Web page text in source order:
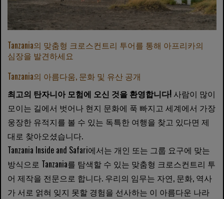
Tanzania의 맞춤형 크로스컨트리 투어를 통해 아프리카의
심장을 발견하세요
Tanzania의 아름다움, 문화 및 유산 공개
최고의 탄자니아 모험에 오신 것을 환영합니다! 사람이 많이
모이는 길에서 벗어나 현지 문화에 푹 빠지고 세계에서 가장
웅장한 유적지를 볼 수 있는 독특한 여행을 찾고 있다면 제
대로 찾아오셨습니다.
Tanzania Inside and Safari에서는 개인 또는 그룹 요구에 맞는
방식으로 Tanzania를 탐색할 수 있는 맞춤형 크로스컨트리 투
어 제작을 전문으로 합니다. 우리의 임무는 자연, 문화, 역사
가 서로 얽혀 잊지 못할 경험을 선사하는 이 아름다운 나라